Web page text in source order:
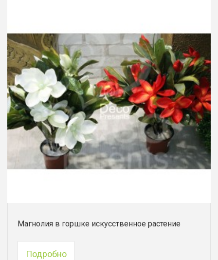
Магнолия в горшке искусственное растение
Подробно